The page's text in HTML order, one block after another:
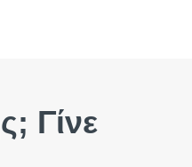
Γίνε